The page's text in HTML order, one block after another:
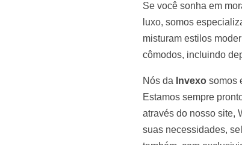
Se você sonha em
luxo, somos
misturam estilos
cômodos, incluindo
Nós da Invexo somos
Estamos sempre
através do nosso site,
suas necessidades,